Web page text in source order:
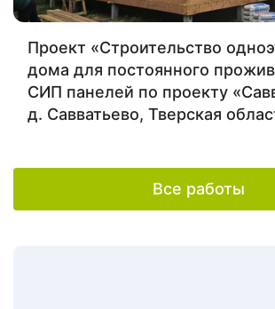
Проект «Строительство
дома для постоянного
СИП панелей по проекту
д. Савватьево, Тверская
Все работы